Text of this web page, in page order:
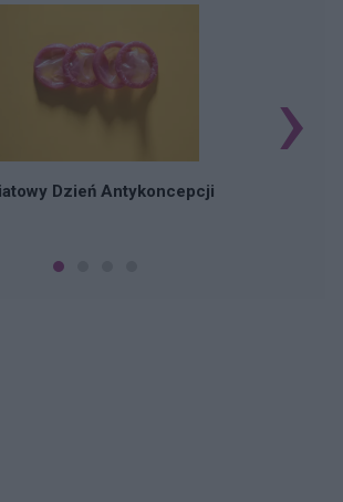
Dzień Antykoncepcji
›